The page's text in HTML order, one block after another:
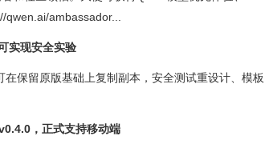
ambassador...
实现安全实验
保留原版基础上复制副本，安全测试重设计、模板
，正式支持移动端